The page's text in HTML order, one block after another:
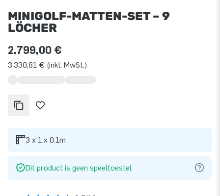
MINIGOLF-MATTEN-SET – 9
LÖCHER
2.799,00 €
3.330,81 € (inkl. MwSt.)
3 x 1 x 0.1m
Dit product is geen speeltoestel